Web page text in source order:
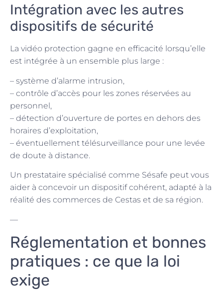
Intégration avec les autres
dispositifs de sécurité
La vidéo protection gagne en efficacité lorsqu’elle
est intégrée à un ensemble plus large :
– système d’alarme intrusion,
– contrôle d’accès pour les zones réservées au
personnel,
– détection d’ouverture de portes en dehors des
horaires d’exploitation,
– éventuellement télésurveillance pour une levée
de doute à distance.
Un prestataire spécialisé comme Sésafe peut vous
aider à concevoir un dispositif cohérent, adapté à la
réalité des commerces de Cestas et de sa région.
—
Réglementation et bonnes
pratiques : ce que la loi
exige